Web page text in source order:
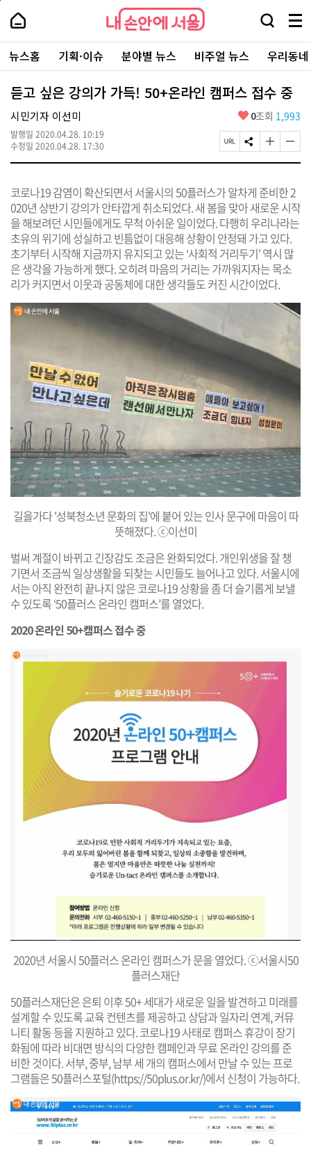
본
로
가
내
손
안
에
서
울
-
서
울
시
대
표
소
털
내
손
에
울
검
창
열
기
메
뉴
전
체
보
주
요
서
뉴스홈 기획·이슈 분야별 뉴스 비주얼 뉴스 우리동
듣고 싶은 강의가 가득! 50+온라인 캠퍼스 접수 중
시민기자 이선미
발행일 2020.04.28. 10:19
수정일 2020.04.28. 17:30
좋
요
0조회 1,993
페
이
R
L
복
사
S
N
유
하
기
글
자
크
게
변
경
하
기
글
자
작
게
변
경
하
기
코로나19 감염이 확산되면서 서울시의 50플러스가 알차게 준비한 2
020년 상반기 강의가 안타깝게 취소되었다. 새 봄을 맞아 새로운 시작
을 해보려던 시민들에게도 무척 아쉬운 일이었다. 다행히 우리나라는
초유의 위기에 성실하고 빈틈없이 대응해 상황이 안정돼 가고 있다.
초기부터 시작해 지금까지 유지되고 있는 ‘사회적 거리두기’ 역시 많
은 생각을 가능하게 했다. 오히려 마음의 거리는 가까워지자는 목소
리가 커지면서 이웃과 공동체에 대한 생각들도 커진 시간이었다.
길을가다 '성북청소년 문화의 집'에 붙어 있는 인사 문구에 마음이 따
뜻해졌다. ⓒ이선미
벌써 계절이 바뀌고 긴장감도 조금은 완화되었다. 개인위생을 잘 챙
기면서 조금씩 일상생활을 되찾는 시민들도 늘어나고 있다. 서울시에
서는 아직 완전히 끝나지 않은 코로나19 상황을 좀 더 슬기롭게 보낼
수 있도록 ‘50플러스 온라인 캠퍼스’를 열었다.
2020 온라인 50+캠퍼스 접수 중
2020년 서울시 50플러스 온라인 캠퍼스가 문을 열었다. ⓒ서울시50
플러스재단
50플러스재단은 은퇴 이후 50+ 세대가 새로운 일을 발견하고 미래를
설계할 수 있도록 교육 컨텐츠를 제공하고 상담과 일자리 연계, 커뮤
니티 활동 등을 지원하고 있다. 코로나19 사태로 캠퍼스 휴강이 장기
화됨에 따라 비대면 방식의 다양한 캠페인과 무료 온라인 강의를 준
비한 것이다. 서부, 중부, 남부 세 개의 캠퍼스에서 만날 수 있는 프로
그램들은 50플러스포털(https://50plus.or.kr/)에서 신청이 가능하다.
페
상
단
로